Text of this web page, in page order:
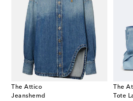
The Attico
Jeanshemd
The